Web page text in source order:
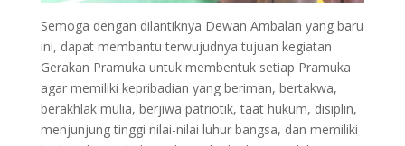
Semoga dengan dilantiknya Dewan Ambalan yang baru
ini, dapat membantu terwujudnya tujuan kegiatan
Gerakan Pramuka untuk membentuk setiap Pramuka
agar memiliki kepribadian yang beriman, bertakwa,
berakhlak mulia, berjiwa patriotik, taat hukum, disiplin,
menjunjung tinggi nilai-nilai luhur bangsa, dan memiliki